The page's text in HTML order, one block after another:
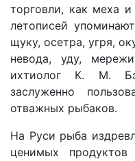
торговли, как меха
летописей
щуку, осетра, угря,
невода, уду,
ихтиолог К. М.
заслуженно
отважных рыбаков.
На Руси рыба
ценимых